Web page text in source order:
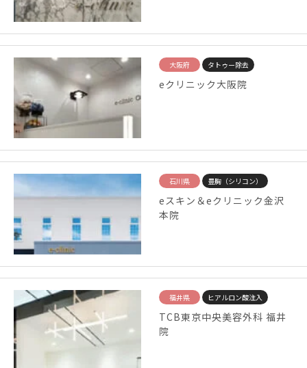
大阪府 タトゥー除去
eクリニック大阪院
石川県 豊胸（シリコン）
eスキン＆eクリニック金沢
本院
福井県 ヒアルロン酸注入
TCB東京中央美容外科 福井
院